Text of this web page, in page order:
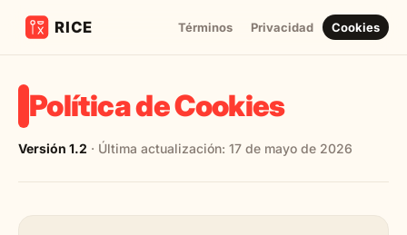
Términos Privacidad Cookies
Política de Cookies
Versión 1.2 · Última actualización: 17 de mayo de 2026